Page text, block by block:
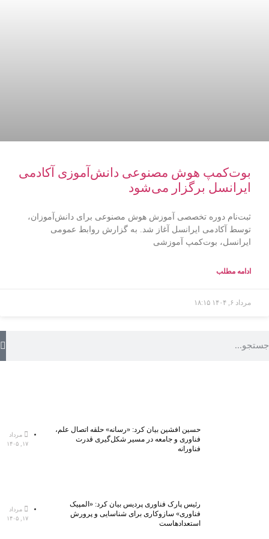
بوت‌کمپ هوش مصنوعی دانش‌آموزی آکادمی
ایرانسل برگزار می‌شود
ثبت‌نام دوره تخصصی آموزش هوش مصنوعی برای دانش‌آموزان،
توسط آکادمی ایرانسل آغاز شد. به گزارش روابط عمومی
ایرانسل، بوت‌کمپ آموزشی
ادامه مطلب
مرداد ۶, ۱۴۰۴ ۱۸:۱۵
حسین افشین بیان کرد: «رسانه» حلقه اتصال علم،
فناوری و جامعه در مسیر شکل‌گیری قدرت
فناورانه
مرداد
۱۷, ۱۴۰۵
رئیس پارک فناوری پردیس بیان کرد: «المپیک
فناوری» سازوکاری برای شناسایی و پرورش
استعدادهاست
مرداد
۱۷, ۱۴۰۵